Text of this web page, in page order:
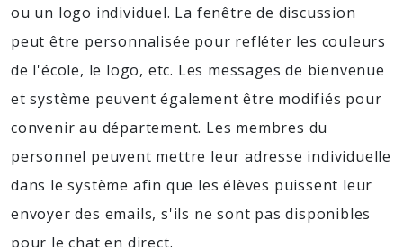
ou un logo individuel. La fenêtre de discussion
peut être personnalisée pour refléter les couleurs
de l'école, le logo, etc. Les messages de bienvenue
et système peuvent également être modifiés pour
convenir au département. Les membres du
personnel peuvent mettre leur adresse individuelle
dans le système afin que les élèves puissent leur
envoyer des emails, s'ils ne sont pas disponibles
pour le chat en direct.